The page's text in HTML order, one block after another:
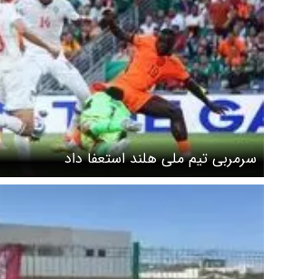
سرمربی تیم ملی هلند استعفا داد